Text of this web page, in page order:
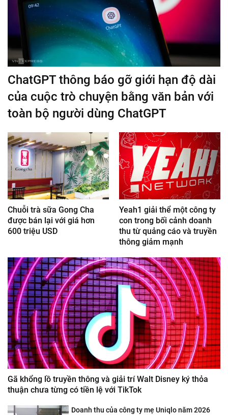
ChatGPT thông báo gỡ giới hạn độ dài
của cuộc trò chuyện bằng văn bản với
toàn bộ người dùng ChatGPT
Chuỗi trà sữa Gong Cha
được bán lại với giá hơn
600 triệu USD
Yeah1 giải thể một công ty
con trong bối cảnh doanh
thu từ quảng cáo và truyền
thông giảm mạnh
Gã khổng lồ truyền thông và giải trí Walt Disney ký thỏa
thuận chưa từng có tiền lệ với TikTok
Doanh thu của công ty mẹ Uniqlo năm 2026